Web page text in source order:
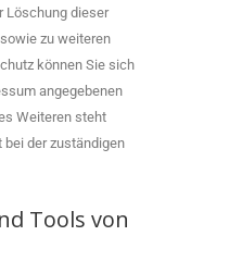
Löschung dieser
zu weiteren
können Sie sich
angegebenen
Weiteren steht
der zuständigen
Tools von